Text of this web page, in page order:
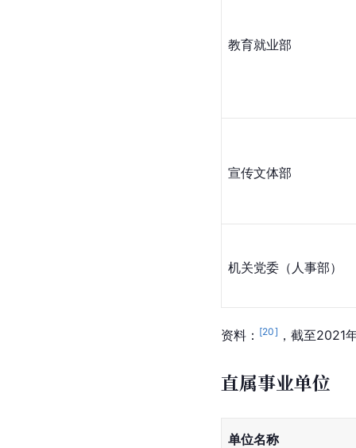
教育就业部
宣传文体部
机关党委（人事部）
资料： [20] ，截至2021
直属事业单位
单位名称